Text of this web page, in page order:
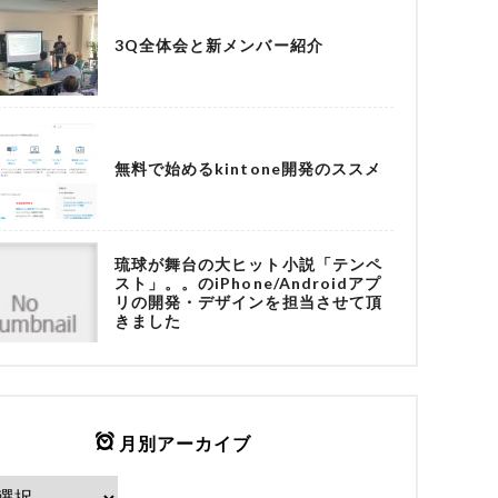
3Q全体会と新メンバー紹介
無料で始めるkintone開発のススメ
琉球が舞台の大ヒット小説「テンペ
スト」。。のiPhone/Androidアプ
リの開発・デザインを担当させて頂
きました
月別アーカイブ